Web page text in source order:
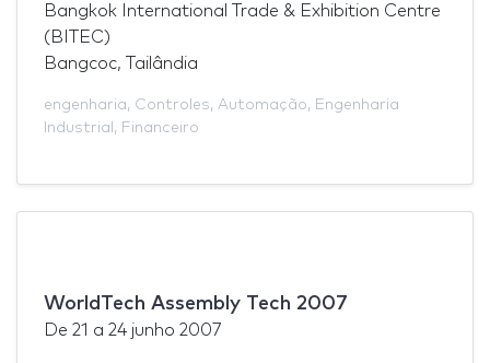
Bangkok International Trade & Exhibition Centre
(BITEC)
Bangcoc, Tailândia
engenharia, Controles, Automação, Engenharia
Industrial , Financeiro
WorldTech Assembly Tech 2007
De 21 a 24 junho 2007